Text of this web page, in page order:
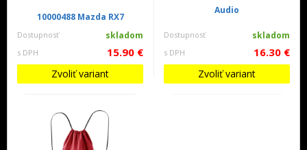
10000488 Mazda RX7
Dostupnosť skladom
s DPH 15.90 €
Zvoliť variant
Audio
Dostupnosť skladom
s DPH 16.30 €
Zvoliť variant